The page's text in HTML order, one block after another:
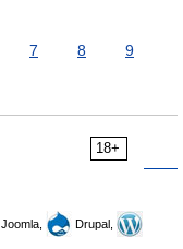
7 8
9
18+
Joomla,
Drupal,